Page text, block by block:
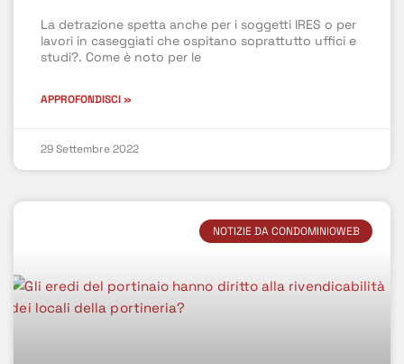
La detrazione spetta anche per i soggetti IRES o per
lavori in caseggiati che ospitano soprattutto uffici e
studi?. Come è noto per le
APPROFONDISCI »
29 Settembre 2022
NOTIZIE DA CONDOMINIOWEB